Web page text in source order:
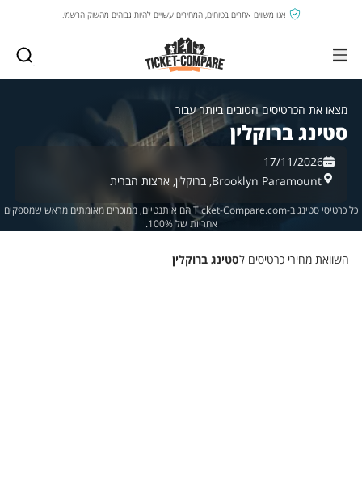
אנו משווים אתרים בטוחים, המחירים עשויים להיות גבוהים מהשוק הרשמי.
מצאו את הכרטיסים הטובים ביותר עבור
סטינג ברוקלין
17/11/2026
Brooklyn Paramount, ברוקלין, ארצות הברית
כל כרטיסי סטינג ב-Ticket-Compare.com הם אותנטיים, ממוכרים מאומתים מראש שמספקים
אחריות של 100%.
השוואת מחירי כרטיסים לסטינג ברוקלין